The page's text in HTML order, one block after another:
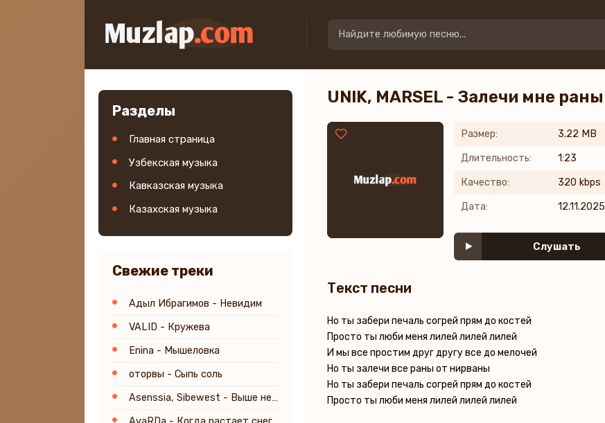
Разделы
Главная страница
Узбекская музыка
Кавказская музыка
Казахская музыка
Свежие треки
Адыл Ибрагимов - Невидим
VALID - Кружева
Enina - Мышеловка
оторвы - Сыпь соль
Asenssia, Sibewest - Выше неба
UNIK, MARSEL - Залечи мне раны
Размер: 3.22 MB
Длительность: 1:23
Качество: 320 kbps
Дата: 12.11.2025
Слушать
Текст песни
Но ты забери печаль согрей прям до костей
Просто ты люби меня лилей лилей лилей
И мы все простим друг другу все до мелочей
Но ты залечи все раны от нирваны
Но ты забери печаль согрей прям до костей
Просто ты люби меня лилей лилей лилей